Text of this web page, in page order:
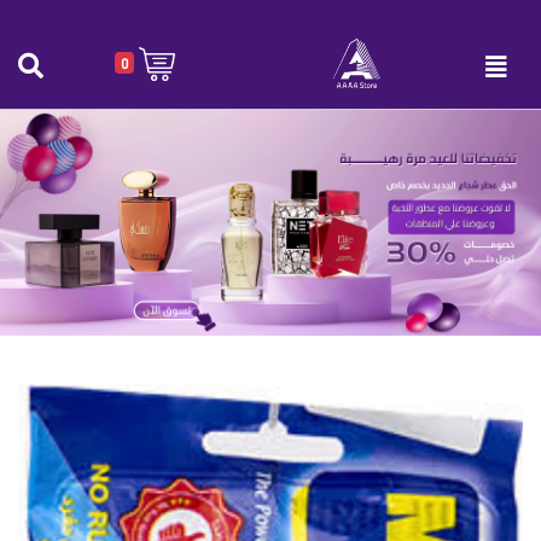
0
موج سلك لغسل الأواني عدد 1 الرئيسية|موج سلك لغسل الأواني عدد 1